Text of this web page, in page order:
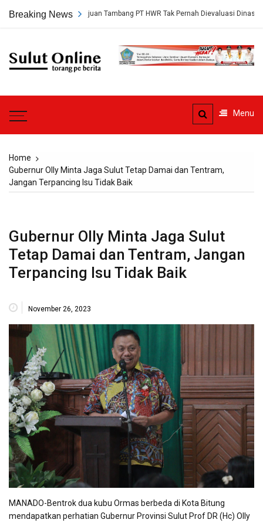
Breaking News
Persetujuan Tambang PT HWR Tak Pernah Dievaluasi Dinas ESDM
Sulut
Menu
Home
Gubernur Olly Minta Jaga Sulut Tetap Damai dan Tentram,
Jangan Terpancing Isu Tidak Baik
Gubernur Olly Minta Jaga Sulut
Tetap Damai dan Tentram, Jangan
Terpancing Isu Tidak Baik
November 26, 2023
MANADO-Bentrok dua kubu Ormas berbeda di Kota Bitung
mendapatkan perhatian Gubernur Provinsi Sulut Prof DR (Hc) Olly